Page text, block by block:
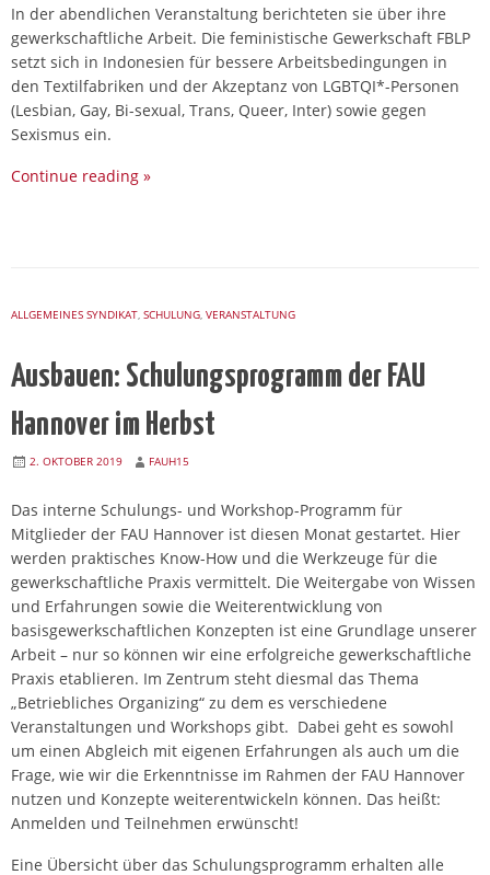
In der abendlichen Veranstaltung berichteten sie über ihre
gewerkschaftliche Arbeit. Die feministische Gewerkschaft FBLP
setzt sich in Indonesien für bessere Arbeitsbedingungen in
den Textilfabriken und der Akzeptanz von LGBTQI*-Personen
(Lesbian, Gay, Bi-sexual, Trans, Queer, Inter) sowie gegen
Sexismus ein.
Continue reading »
ALLGEMEINES SYNDIKAT, SCHULUNG, VERANSTALTUNG
Ausbauen: Schulungsprogramm der FAU
Hannover im Herbst
2. OKTOBER 2019 FAUH15
Das interne Schulungs- und Workshop-Programm für
Mitglieder der FAU Hannover ist diesen Monat gestartet. Hier
werden praktisches Know-How und die Werkzeuge für die
gewerkschaftliche Praxis vermittelt. Die Weitergabe von Wissen
und Erfahrungen sowie die Weiterentwicklung von
basisgewerkschaftlichen Konzepten ist eine Grundlage unserer
Arbeit – nur so können wir eine erfolgreiche gewerkschaftliche
Praxis etablieren. Im Zentrum steht diesmal das Thema
„Betriebliches Organizing“ zu dem es verschiedene
Veranstaltungen und Workshops gibt. Dabei geht es sowohl
um einen Abgleich mit eigenen Erfahrungen als auch um die
Frage, wie wir die Erkenntnisse im Rahmen der FAU Hannover
nutzen und Konzepte weiterentwickeln können. Das heißt:
Anmelden und Teilnehmen erwünscht!
Eine Übersicht über das Schulungsprogramm erhalten alle